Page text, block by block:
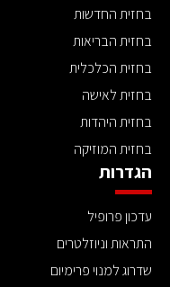
בחזית החדשות
בחזית הבריאות
בחזית הכלכלית
בחזית לאישה
בחזית היהדות
בחזית המוזיקה
הגדרות
עדכון פרופיל
התראות וניוזלטרים
שדרוג למנוי פרימיום